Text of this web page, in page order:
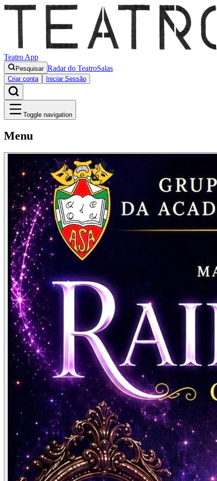
Teatro App
Pesquisar Radar do TeatroSalas
Criar conta Iniciar Sessão
Toggle navigation
Menu